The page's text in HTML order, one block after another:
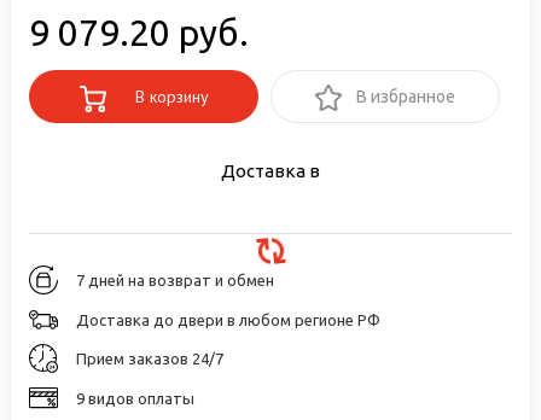
9 079.20 руб.
В корзину В избранное
Доставка в
7 дней на возврат и обмен
Доставка до двери в любом регионе РФ
Прием заказов 24/7
9 видов оплаты